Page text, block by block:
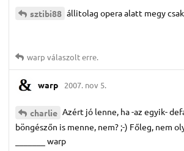
sztibi88 állitolag opera alatt megy csak
warp válaszolt erre.
warp 2007. nov 5.
charlie Azért jó lenne, ha -az egyik-
böngészőn is menne, nem? ;-) Főleg, nem
_______ warp